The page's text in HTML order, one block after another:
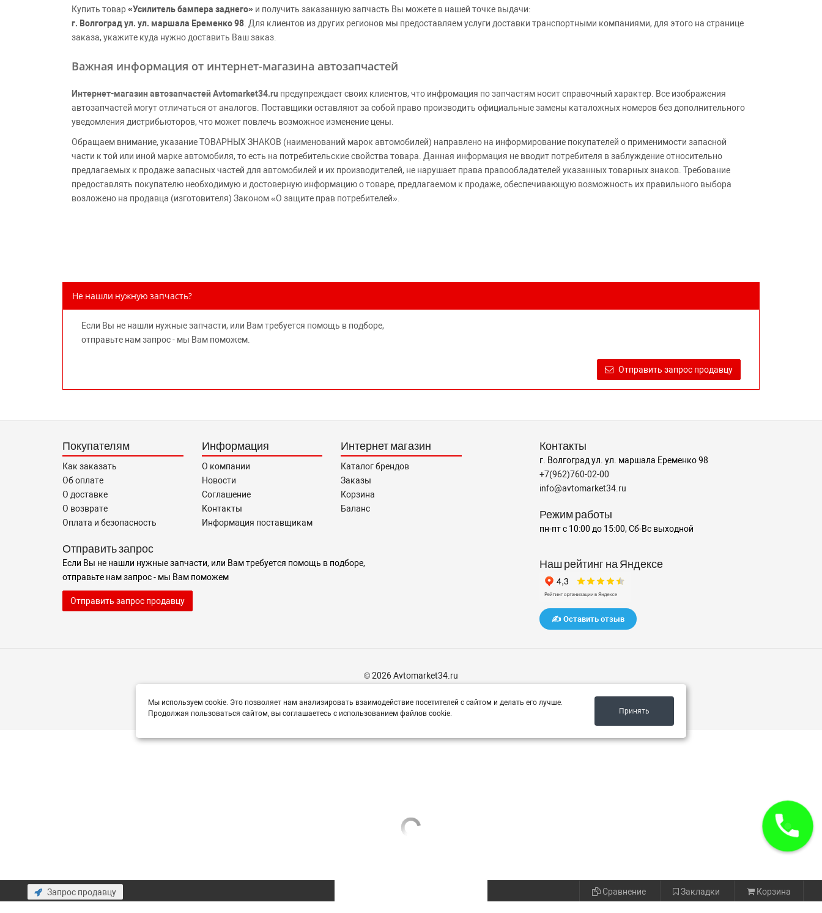
Купить товар«Усилитель бампера заднего» и получить заказанную запчасть Вы можете в нашей точке выдачи:
г. Волгоград ул. ул. маршала Еременко 98 . Для клиентов из других регионов мы предоставляем услуги доставки транспортными компаниями, для этого на странице
заказа, укажите куда нужно доставить Ваш заказ.
Важная информация от интернет-магазина автозапчастей
Интернет-магазин автозапчастей Avtomarket34.ru предупреждает своих клиентов, что инфромация по запчастям носит справочный характер. Все изображения
автозапчастей могут отличаться от аналогов. Поставщики оставляют за собой право производить официальные замены каталожных номеров без дополнительного
уведомления дистрибьюторов, что может повлечь возможное изменение цены.
Обращаем внимание, указание ТОВАРНЫХ ЗНАКОВ (наименований марок автомобилей) направлено на информирование покупателей о применимости запасной
части к той или иной марке автомобиля, то есть на потребительские свойства товара. Данная информация не вводит потребителя в заблуждение относительно
предлагаемых к продаже запасных частей для автомобилей и их производителей, не нарушает права правообладателей указанных товарных знаков. Требование
предоставлять покупателю необходимую и достоверную информацию о товаре, предлагаемом к продаже, обеспечивающую возможность их правильного выбора
возложено на продавца (изготовителя) Законом «О защите прав потребителей».
Не нашли нужную запчасть?
Если Вы не нашли нужные запчасти, или Вам требуется помощь в подборе,
отправьте нам запрос - мы Вам поможем.
Отправить запрос продавцу
Покупателям
Как заказать
Об оплате
О доставке
О возврате
Оплата и безопасность
Информация
О компании
Новости
Соглашение
Контакты
Информация поставщикам
Интернет магазин
Каталог брендов
Заказы
Корзина
Баланс
Отправить запрос
Если Вы не нашли нужные запчасти, или Вам требуется помощь в подборе,
отправьте нам запрос - мы Вам поможем
Отправить запрос продавцу
Контакты
г. Волгоград ул. ул. маршала Еременко 98
+7(962)760-02-00
info@avtomarket34.ru
Режим работы
пн-пт с 10:00 до 15:00, Сб-Вс выходной
Наш рейтинг на Яндексе
✍️ Оставить отзыв
© 2026 Avtomarket34.ru
Мы используем cookie. Это позволяет нам анализировать взаимодействие посетителей с сайтом и делать его лучше.
Продолжая пользоваться сайтом, вы соглашаетесь с использованием файлов cookie.
Принять
Запрос продавцу Сравнение Закладки Корзина